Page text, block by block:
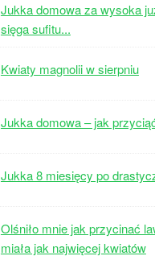
Jukka domowa za wysoka
sięga sufitu...
Kwiaty magnolii w sierpniu
Jukka domowa – jak
Jukka 8 miesięcy po
Olśniło mnie jak przycinać
miała jak najwięcej kwiatów